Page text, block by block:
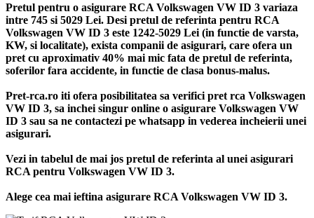
Pretul pentru o asigurare RCA Volkswagen VW ID 3 variaza
intre 745 si 5029 Lei. Desi pretul de referinta pentru RCA
Volkswagen VW ID 3 este 1242-5029 Lei (in functie de varsta,
KW, si localitate), exista companii de asigurari, care ofera un
pret cu aproximativ 40% mai mic fata de pretul de referinta,
soferilor fara accidente, in functie de clasa bonus-malus.
Pret-rca.ro iti ofera posibilitatea sa verifici pret rca Volkswagen
VW ID 3, sa inchei singur online o asigurare Volkswagen VW
ID 3 sau sa ne contactezi pe whatsapp in vederea incheierii unei
asigurari.
Vezi in tabelul de mai jos pretul de referinta al unei asigurari
RCA pentru Volkswagen VW ID 3.
Alege cea mai ieftina asigurare RCA Volkswagen VW ID 3.